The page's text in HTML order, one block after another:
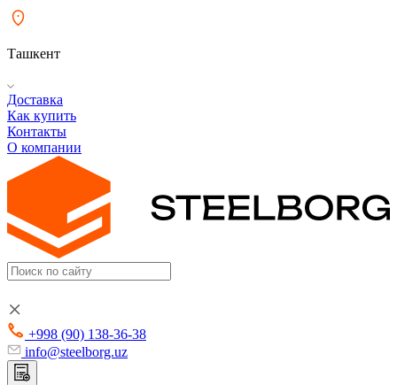
Ташкент
Доставка
Как купить
Контакты
О компании
+998 (90) 138-36-38
info@steelborg.uz